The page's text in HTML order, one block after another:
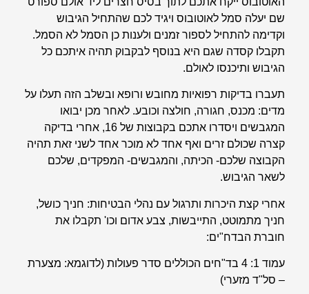
שם יעלה סמל לאוטובוס ויגיד לכם שהתחיל הגיבוש
וקדימה להתחיל לספור זמנים ולענות כן הסמל לא הסמל.
תקבלו קסדה שגם היא בנוסף לבקבוק תהיה איתכם כל
הגיבוש ותיכנסו לאולם.
תעברו בדיקות רפואיות מחובש ורופא ובשלב הזה תעלו על
מדים: מכנס, חגורה, חולצה וכובע. לאחר מכן יבואו
המגבשים ויסדרו אתכם בקבוצות של 16, אחרי בדיקה
קצרה שכולם זרים ואף אחד לא מוכר אחד לשני זאת תהיה
הקבוצה שלכם- הכיתה, והמגבשים- המפקדים, שלכם
לשאר הגיבוש.
אחרי קצת היכרות ותרגול עם נהלי הבטיחות: חניך כושל,
חניך מתמוטט, התייבשות, צבע אדום וכו' תקבלו את
חוברת הבדח"ים:
עמוד 1: 4 בד"חים הכוללים סדר פעולות (לדוגמא: מצערת
– סל"ד מזערי)